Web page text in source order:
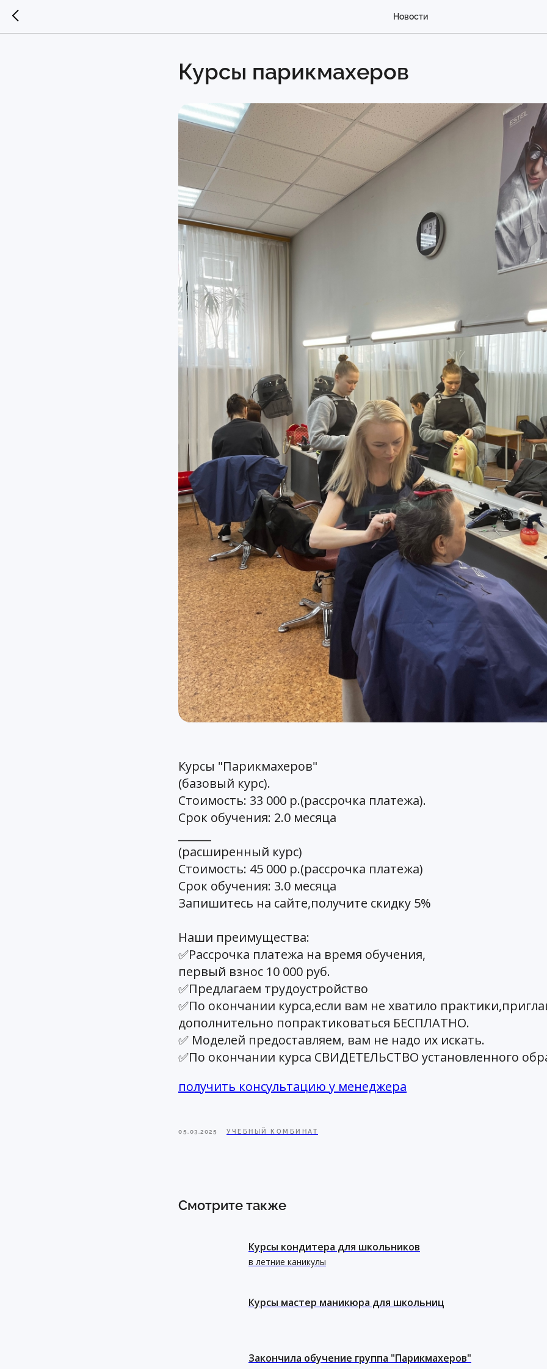
Новости
Курсы парикмахеров
Курсы "Парикмахеров"
(базовый курс).
Стоимость: 33 000 р.(рассрочка платежа).
Срок обучения: 2.0 месяца
(расширенный курс)
Стоимость: 45 000 р.(рассрочка платежа)
Срок обучения: 3.0 месяца
Запишитесь на сайте,получите скидку 5%
Наши преимущества:
✅Рассрочка платежа на время обучения,
первый взнос 10 000 руб.
✅Предлагаем трудоустройство
✅По окончании курса,если вам не хватило
дополнительно попрактиковаться БЕСПЛАТНО.
✅ Моделей предоставляем, вам не надо их искать.
✅По окончании курса СВИДЕТЕЛЬСТВО установленного
получить консультацию у менеджера
05.03.2025 УЧЕБНЫЙ КОМБИНАТ
Смотрите также
Курсы кондитера для школьников
в летние каникулы
Курсы мастер маникюра для школьниц
Закончила обучение группа "Парикмахеров"